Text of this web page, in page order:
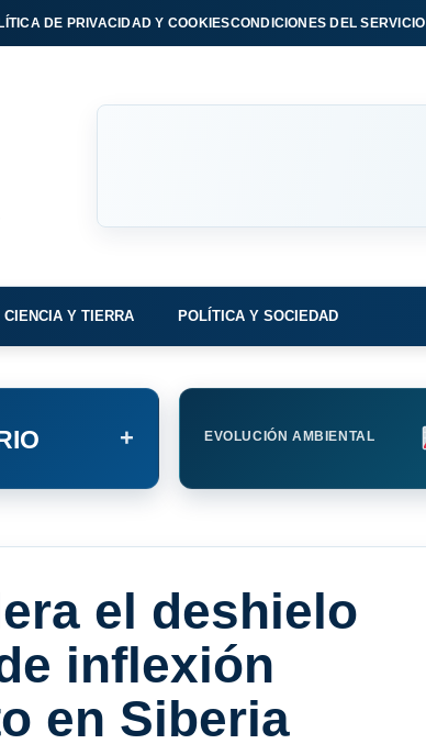
DE PRIVACIDAD Y COOKIESCONDICIONES DEL SERVICIO
CIENCIA Y TIERRA POLÍTICA Y SOCIEDAD
+ EVOLUCIÓN AMBIENTAL
el deshielo
inflexión
en Siberia